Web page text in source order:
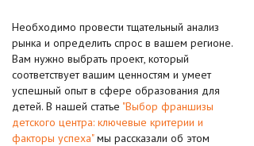
Необходимо провести тщательный анализ
рынка и определить спрос в вашем регионе.
Вам нужно выбрать проект, который
соответствует вашим ценностям и умеет
успешный опыт в сфере образования для
детей. В нашей статье "Выбор франшизы
детского центра: ключевые критерии и
факторы успеха"мы рассказали об этом